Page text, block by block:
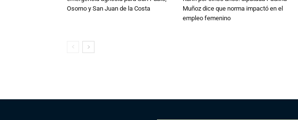
Osorno y San Juan de la Costa
Muñoz dice que norma impactó en el
empleo femenino